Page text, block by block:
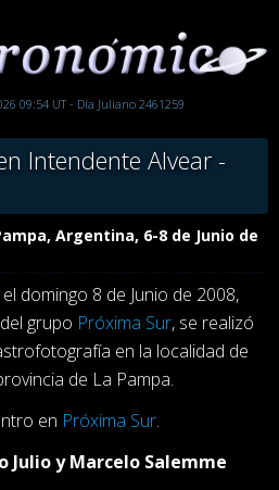
09:54 UT - Día Juliano 2461259
Intendente Alvear -
Argentina, 6-8 de Junio de
domingo 8 de Junio de 2008,
grupo Próxima Sur, se realizó
en la localidad de
de La Pampa.
en Próxima Sur.
Julio y Marcelo Salemme